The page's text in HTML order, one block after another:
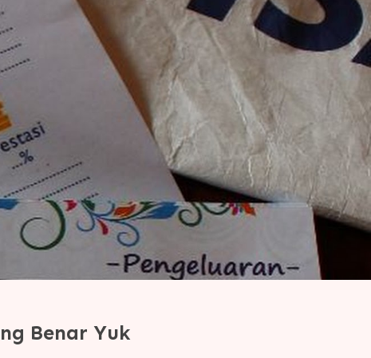
Benar Yuk